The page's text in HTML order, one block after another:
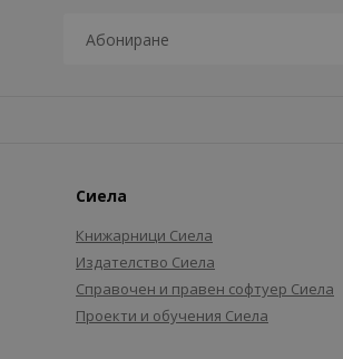
Сиела
Книжарници Сиела
Издателство Сиела
Справочен и правен софтуер Сиела
Проекти и обучения Сиела